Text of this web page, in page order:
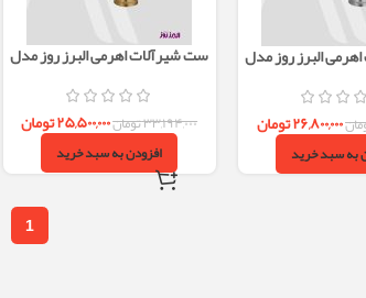
البرز روز مدل
۲۶,۸۰۰,۰۰۰تومان
به سبد خرید
ست شیرآلات اهرمی البرز روز مدل
۳۳,۱۹۴,۰۰۰تومان۲۵,۵۰۰,۰۰۰تومان
افزودن به سبد خرید
1